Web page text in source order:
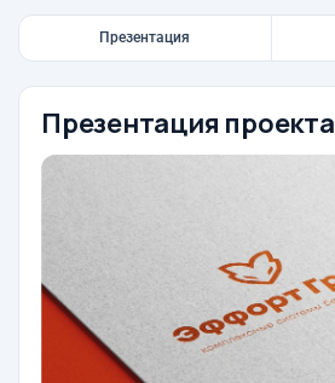
Презентация
Презентация проекта